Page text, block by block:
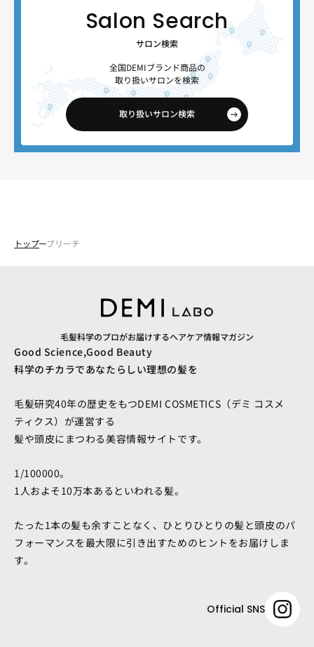
サロン検索
全国DEMIブランド商品の
取り扱いサロンを検索
取り扱いサロン検索
トップ ブリーチ
毛髪科学のプロがお届けするヘアケア情報マガジン
Good Science,Good Beauty
科学のチカラであなたらしい理想の髪を
毛髪研究40年の歴史をもつDEMI COSMETICS（デミ コスメ
ティクス）が運営する
髪や頭皮にまつわる美容情報サイトです。
1/100000。
1人およそ10万本あるといわれる髪。
たった1本の髪も余すことなく、ひとりひとりの髪と頭皮のパ
フォーマンスを最大限に引き出すためのヒントをお届けしま
す。
Official SNS